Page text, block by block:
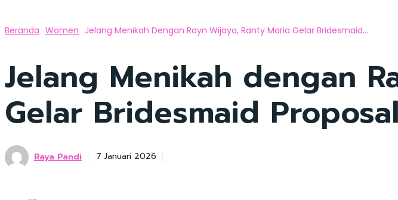
Beranda Women Jelang Menikah Dengan Rayn Wijaya, Ranty Maria Gelar Bridesmaid...
Jelang Menikah dengan
Gelar Bridesmaid
Raya Pandi 7 Januari 2026